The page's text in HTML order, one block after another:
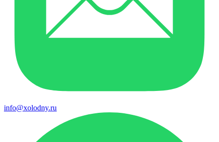
info@xolodny.ru